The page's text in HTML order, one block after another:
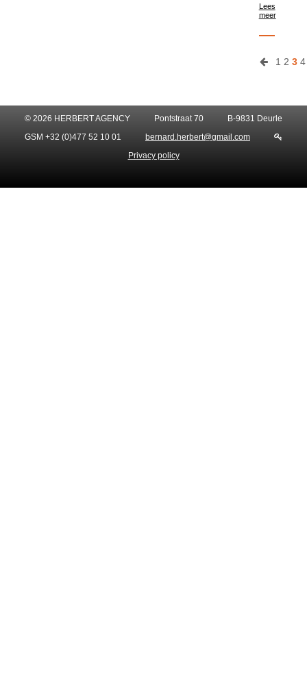
Lees
meer
1 2 3 4
© 2026 HERBERT AGENCY Pontstraat 70
B-9831 Deurle
GSM +32 (0)477 52 10 01
bernard.herbert@gmail.com
Privacy policy